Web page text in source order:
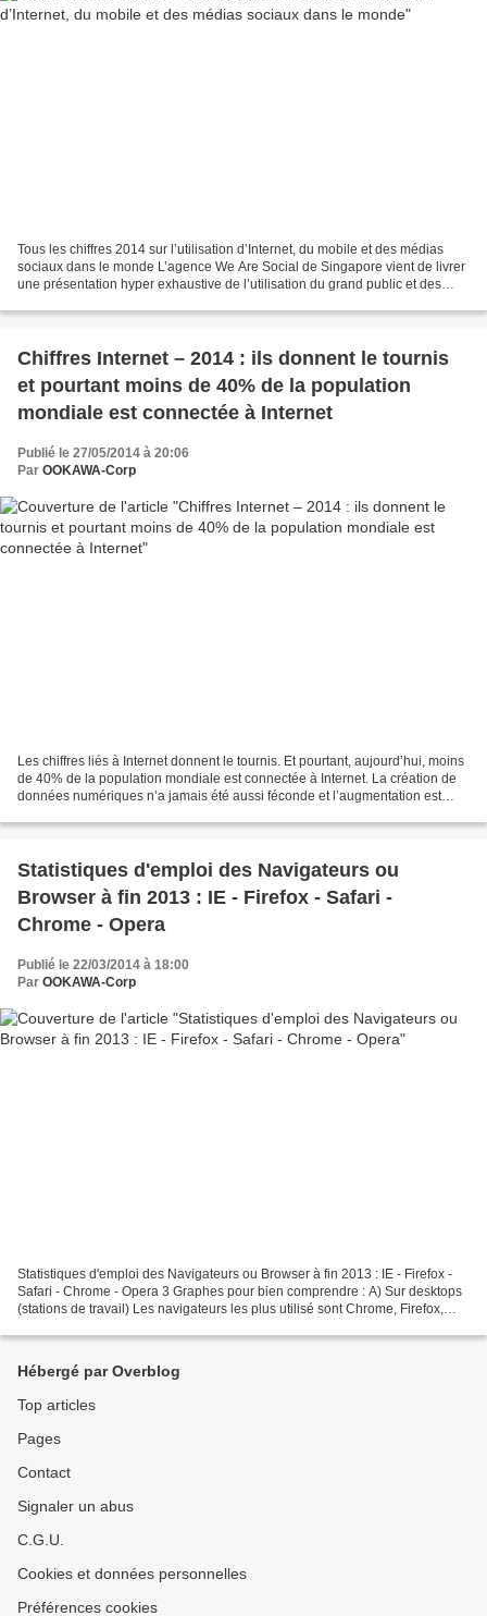
Tous les chiffres 2014 sur l’utilisation d’Internet, du mobile et des médias
sociaux dans le monde L’agence We Are Social de Singapore vient de livrer
une présentation hyper exhaustive de l’utilisation du grand public et des
Chiffres Internet – 2014 : ils donnent le tournis
et pourtant moins de 40% de la population
mondiale est connectée à Internet
Publié le 27/05/2014 à 20:06
Par OOKAWA-Corp
Les chiffres liés à Internet donnent le tournis. Et pourtant, aujourd’hui, moins
de 40% de la population mondiale est connectée à Internet. La création de
données numériques n’a jamais été aussi féconde et l’augmentation est
Statistiques d'emploi des Navigateurs ou
Browser à fin 2013 : IE - Firefox - Safari -
Chrome - Opera
Publié le 22/03/2014 à 18:00
Par OOKAWA-Corp
Statistiques d'emploi des Navigateurs ou Browser à fin 2013 : IE - Firefox -
Safari - Chrome - Opera 3 Graphes pour bien comprendre : A) Sur desktops
(stations de travail) Les navigateurs les plus utilisé sont Chrome, Firefox,
Hébergé par Overblog
Top articles
Pages
Contact
Signaler un abus
C.G.U.
Cookies et données personnelles
Préférences cookies